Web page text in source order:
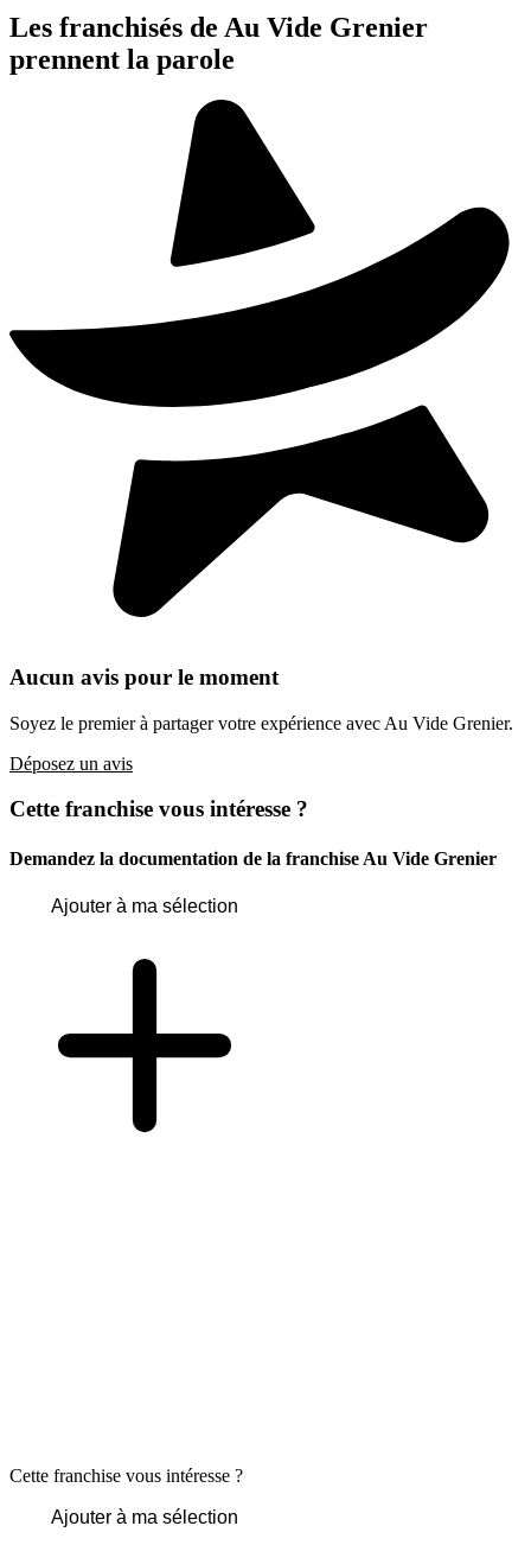
Les franchisés de Au Vide Grenier
prennent la parole
Aucun avis pour le moment
Soyez le premier à partager votre expérience avec Au Vide Grenier.
Déposez un avis
Cette franchise vous intéresse ?
Demandez la documentation de la franchise Au Vide Grenier
Ajouter à ma sélection
Cette franchise vous intéresse ?
Ajouter à ma sélection